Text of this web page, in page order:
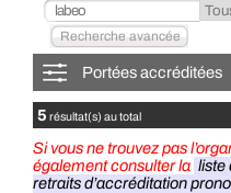
Portées accréditées
5 résultat(s) au total
Si vous ne trouvez pas
également consulter la liste
retraits d’accréditation